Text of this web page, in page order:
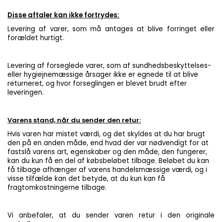
Disse aftaler kan ikke fortrydes:
Levering af varer, som må antages at blive forringet eller
forældet hurtigt.
Levering af forseglede varer, som af sundhedsbeskyttelses-
eller hygiejnemæssige årsager ikke er egnede til at blive
returneret, og hvor forseglingen er blevet brudt efter
leveringen.
Varens stand, når du sender den retur:
Hvis varen har mistet værdi, og det skyldes at du har brugt
den på en anden måde, end hvad der var nødvendigt for at
fastslå varens art, egenskaber og den måde, den fungerer,
kan du kun få en del af købsbeløbet tilbage. Beløbet du kan
få tilbage afhænger af varens handelsmæssige værdi, og i
visse tilfælde kan det betyde, at du kun kan få
fragtomkostningerne tilbage.
Vi anbefaler, at du sender varen retur i den originale